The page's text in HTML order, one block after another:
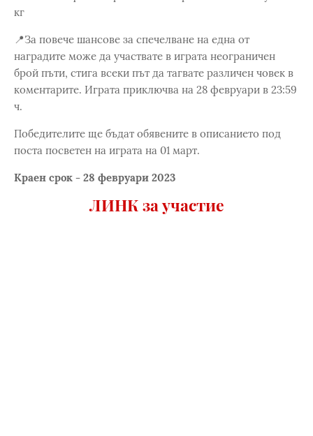
кг
📍За повече шансове за спечелване на една от
наградите може да участвате в играта неограничен
брой пъти, стига всеки път да тагвате различен човек в
коментарите. Играта приключва на 28 февруари в 23:59
ч.
Победителите ще бъдат обявените в описанието под
поста посветен на играта на 01 март.
Краен срок - 28 февруари 2023
ЛИНК за участие